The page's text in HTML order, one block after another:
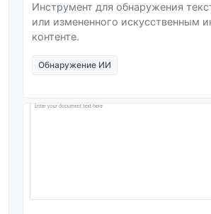
Инструмент для обнаружения
или измененного искусственным
контенте.
Обнаружение ИИ